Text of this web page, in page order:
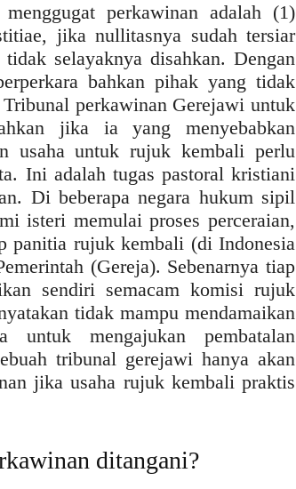
perkawinan adalah (1)
jika nullitasnya sudah tersiar
selayaknya disahkan. Dengan
bahkan pihak yang tidak
perkawinan Gerejawi untuk
jika ia yang menyebabkan
usaha untuk rujuk kembali perlu
Ini adalah tugas pastoral kristiani
Di beberapa negara hukum sipil
isteri memulai proses perceraian,
panitia rujuk kembali (di Indonesia
(Gereja). Sebenarnya tiap
sendiri semacam komisi rujuk
tidak mampu mendamaikan
untuk mengajukan pembatalan
tribunal gerejawi hanya akan
jika usaha rujuk kembali praktis
ditangani?